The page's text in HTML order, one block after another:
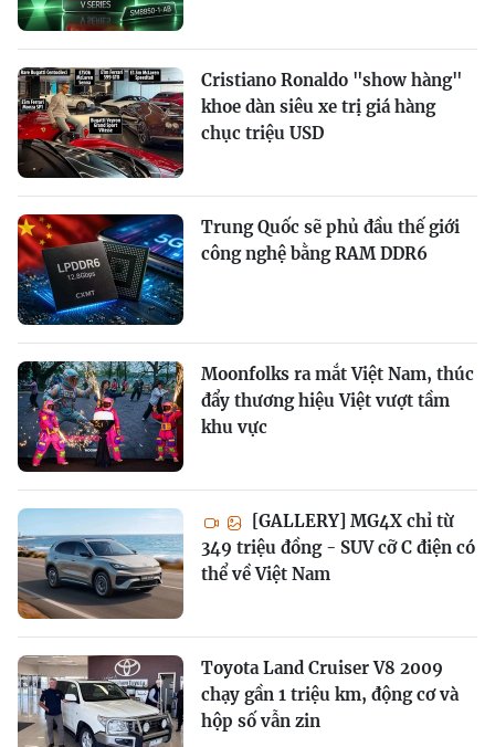
Cristiano Ronaldo "show hàng"
khoe dàn siêu xe trị giá hàng
chục triệu USD
Trung Quốc sẽ phủ đầu thế giới
công nghệ bằng RAM DDR6
Moonfolks ra mắt Việt Nam, thúc
đẩy thương hiệu Việt vượt tầm
khu vực
[GALLERY] MG4X chỉ từ
349 triệu đồng - SUV cỡ C điện có
thể về Việt Nam
Toyota Land Cruiser V8 2009
chạy gần 1 triệu km, động cơ và
hộp số vẫn zin